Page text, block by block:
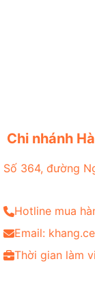
Chi nhánh
Số 364, đường
Hotline mua
Email:
Thời gian làm